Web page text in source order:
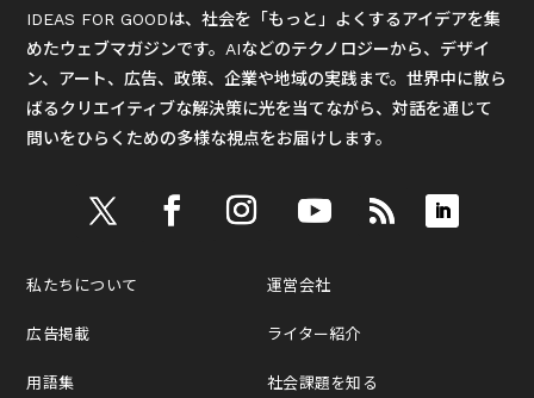
IDEAS FOR GOODは、社会を「もっと」よくするアイデアを集
めたウェブマガジンです。AIなどのテクノロジーから、デザイ
ン、アート、広告、政策、企業や地域の実践まで。世界中に散ら
ばるクリエイティブな解決策に光を当てながら、対話を通じて
問いをひらくための多様な視点をお届けします。
私たちについて
広告掲載
用語集
運営会社
ライター紹介
社会課題を知る